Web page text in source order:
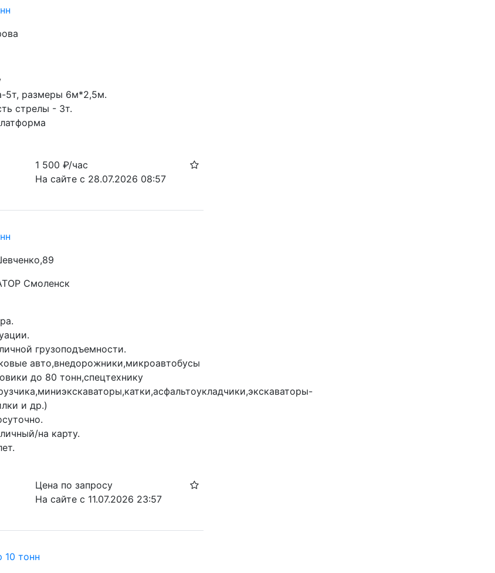
5т, размеры 6м*2,5м.
стрелы - 3т.
1 500₽/час
На сайте с 28.07.2026 08:57
Смоленск
грузоподъемности.
авто,внедорожники,микроавтобусы
до 80 тонн,спецтехнику
и др.)
на карту.
Цена по запросу
На сайте с 11.07.2026 23:57
10 тонн